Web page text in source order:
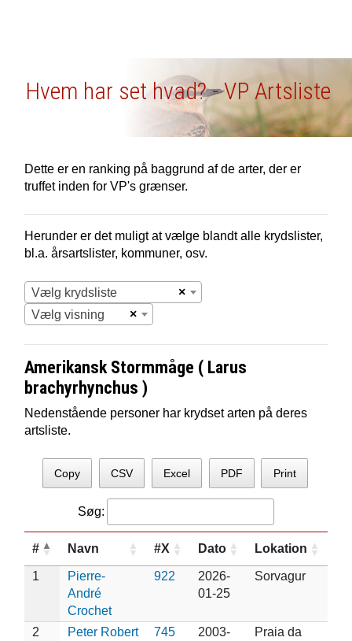
Hvem har set hvad? - VP Artsliste
Dette er en ranking på baggrund af de arter, der er
truffet inden for VP's grænser.
Herunder er det muligt at vælge blandt alle krydslister,
bl.a. årsartslister, kommuner, osv.
×
Vælg krydsliste
×
Vælg visning
Amerikansk Stormmåge ( Larus
brachyrhynchus )
Nedenstående personer har krydset arten på deres
artsliste.
Copy CSV Excel PDF Print
Søg:
# Navn #X Dato Lokation
1
Pierre-
André
Crochet
922
2026-
01-25
Sorvagur
2
Peter Robert
745
2003-
Praia da